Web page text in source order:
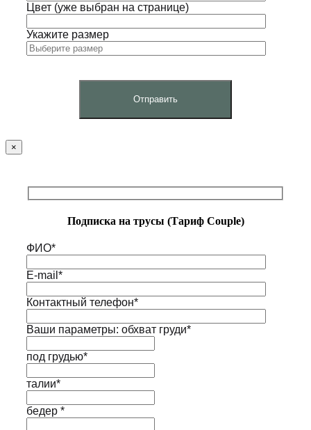
Цвет (уже выбран на странице)
Укажите размер
×
Подписка на трусы (Тариф Couple)
ФИО*
E-mail*
Контактный телефон*
Ваши параметры: обхват груди*
под грудью*
талии*
бедер *